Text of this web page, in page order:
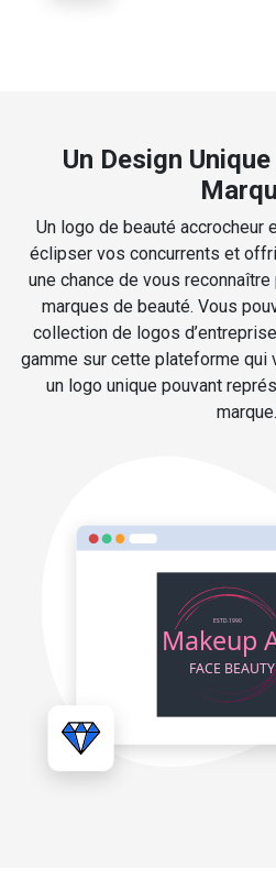
Un Design
Un logo de beauté accrocheur
éclipser vos concurrents et
une chance de vous
marques de beauté. Vous
collection de logos
gamme sur cette plateforme qui
un logo unique pouvant
marque.